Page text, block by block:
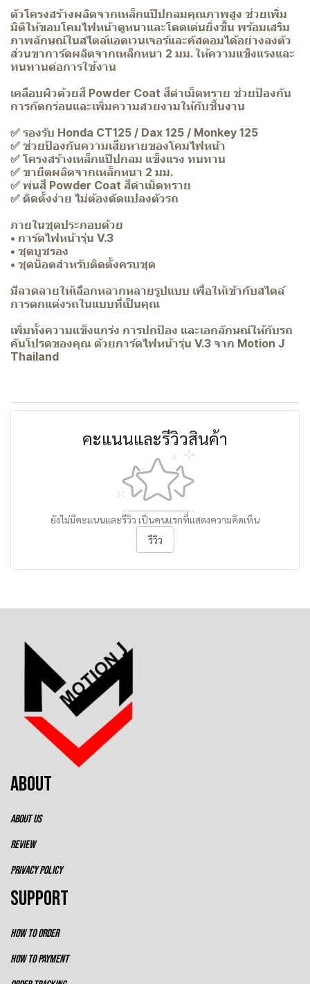
ตัวโครงสร้างผลิตจากเหล็กแป๊ปกลมคุณภาพสูง ช่วยเพิ่ม
มิติให้ขอบโคมไฟหน้าดูหนาและโดดเด่นยิ่งขึ้น พร้อมเสริม
ภาพลักษณ์ในสไตล์แอดเวนเจอร์และคัสตอมได้อย่างลงตัว
ส่วนขาการ์ดผลิตจากเหล็กหนา 2 มม. ให้ความแข็งแรงและ
ทนทานต่อการใช้งาน
เคลือบผิวด้วยสี Powder Coat สีดำเม็ดทราย ช่วยป้องกัน
การกัดกร่อนและเพิ่มความสวยงามให้กับชิ้นงาน
✅ รองรับ Honda CT125 / Dax 125 / Monkey 125
✅ ช่วยป้องกันความเสียหายของโคมไฟหน้า
✅ โครงสร้างเหล็กแป๊ปกลม แข็งแรง ทนทาน
✅ ขายึดผลิตจากเหล็กหนา 2 มม.
✅ พ่นสี Powder Coat สีดำเม็ดทราย
✅ ติดตั้งง่าย ไม่ต้องดัดแปลงตัวรถ
ภายในชุดประกอบด้วย
• การ์ดไฟหน้ารุ่น V.3
• ชุดบูชรอง
• ชุดน็อตสำหรับติดตั้งครบชุด
มีลวดลายให้เลือกหลากหลายรูปแบบ เพื่อให้เข้ากับสไตล์
การตกแต่งรถในแบบที่เป็นคุณ
เพิ่มทั้งความแข็งแกร่ง การปกป้อง และเอกลักษณ์ให้กับรถ
คันโปรดของคุณ ด้วยการ์ดไฟหน้ารุ่น V.3 จาก Motion J
Thailand
คะแนนและรีวิวสินค้า
ยังไม่มีคะแนนและรีวิว เป็นคนแรกที่แสดงความคิดเห็น
รีวิว
ABOUT
ABOUT US
REVIEW
PRIVACY POLICY
SUPPORT
HOW TO ORDER
HOW TO PAYMENT